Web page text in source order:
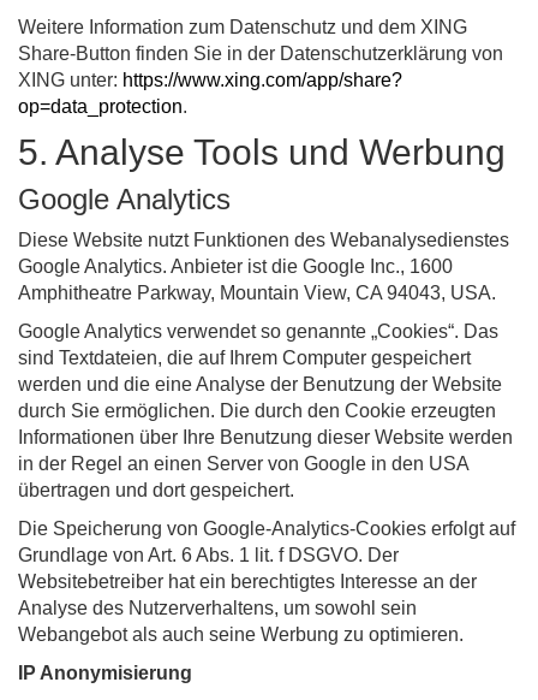
Weitere Information zum Datenschutz und dem XING
Share-Button finden Sie in der Datenschutzerklärung von
XING unter: https://www.xing.com/app/share?
op=data_protection.
5. Analyse Tools und Werbung
Google Analytics
Diese Website nutzt Funktionen des Webanalysedienstes
Google Analytics. Anbieter ist die Google Inc., 1600
Amphitheatre Parkway, Mountain View, CA 94043, USA.
Google Analytics verwendet so genannte „Cookies“. Das
sind Textdateien, die auf Ihrem Computer gespeichert
werden und die eine Analyse der Benutzung der Website
durch Sie ermöglichen. Die durch den Cookie erzeugten
Informationen über Ihre Benutzung dieser Website werden
in der Regel an einen Server von Google in den USA
übertragen und dort gespeichert.
Die Speicherung von Google-Analytics-Cookies erfolgt auf
Grundlage von Art. 6 Abs. 1 lit. f DSGVO. Der
Websitebetreiber hat ein berechtigtes Interesse an der
Analyse des Nutzerverhaltens, um sowohl sein
Webangebot als auch seine Werbung zu optimieren.
IP Anonymisierung